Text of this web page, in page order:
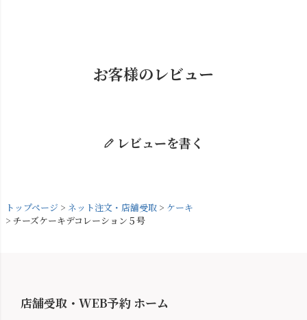
お客様のレビュー
レビューを書く
トップページ ネット注文・店舗受取
ケーキ
チーズケーキデコレーション５号
店舗受取・WEB予約 ホーム